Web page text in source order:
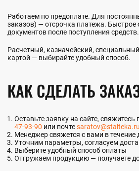
Работаем по предоплате. Для
заказов) — отсрочка платежа.
документов после поступления средств.
Расчетный, казначейский,
картой — выбирайте удобный способ.
КАК СДЕЛАТЬ
Оставьте заявку на сайте, свяжитесь
47-93-90 или почтеsaratov@stalteka.ru
Менеджер свяжется с вами в течение
Уточним параметры, согласуем
Выберите удобный способ оплаты
Отгружаем продукцию — получаете